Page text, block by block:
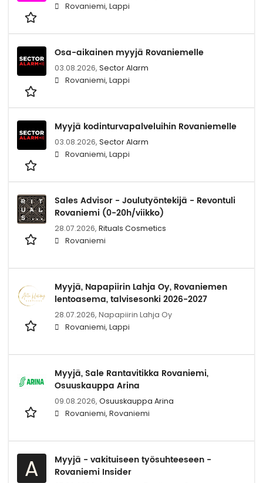
Rovaniemi, Lappi
Osa-aikainen myyjä Rovaniemelle
03.08.2026, Sector Alarm
Rovaniemi, Lappi
Myyjä kodinturvapalveluihin Rovaniemelle
03.08.2026, Sector Alarm
Rovaniemi, Lappi
Sales Advisor - Joulutyöntekijä - Revontuli
Rovaniemi (0-20h/viikko)
28.07.2026, Rituals Cosmetics
Rovaniemi
Myyjä, Napapiirin Lahja Oy, Rovaniemen
lentoasema, talvisesonki 2026-2027
28.07.2026, Napapiirin Lahja Oy
Rovaniemi, Lappi
Myyjä, Sale Rantavitikka Rovaniemi,
Osuuskauppa Arina
09.08.2026, Osuuskauppa Arina
Rovaniemi, Rovaniemi
A
Myyjä - vakituiseen työsuhteeseen -
Rovaniemi Insider